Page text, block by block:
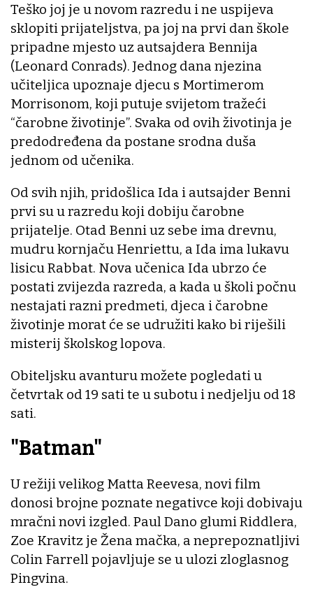
Teško joj je u novom razredu i ne uspijeva
sklopiti prijateljstva, pa joj na prvi dan škole
pripadne mjesto uz autsajdera Bennija
(Leonard Conrads). Jednog dana njezina
učiteljica upoznaje djecu s Mortimerom
Morrisonom, koji putuje svijetom tražeći
“čarobne životinje”. Svaka od ovih životinja je
predodređena da postane srodna duša
jednom od učenika.
Od svih njih, pridošlica Ida i autsajder Benni
prvi su u razredu koji dobiju čarobne
prijatelje. Otad Benni uz sebe ima drevnu,
mudru kornjaču Henriettu, a Ida ima lukavu
lisicu Rabbat. Nova učenica Ida ubrzo će
postati zvijezda razreda, a kada u školi počnu
nestajati razni predmeti, djeca i čarobne
životinje morat će se udružiti kako bi riješili
misterij školskog lopova.
Obiteljsku avanturu možete pogledati u
četvrtak od 19 sati te u subotu i nedjelju od 18
sati.
"Batman"
U režiji velikog Matta Reevesa, novi film
donosi brojne poznate negativce koji dobivaju
mračni novi izgled. Paul Dano glumi Riddlera,
Zoe Kravitz je Žena mačka, a neprepoznatljivi
Colin Farrell pojavljuje se u ulozi zloglasnog
Pingvina.